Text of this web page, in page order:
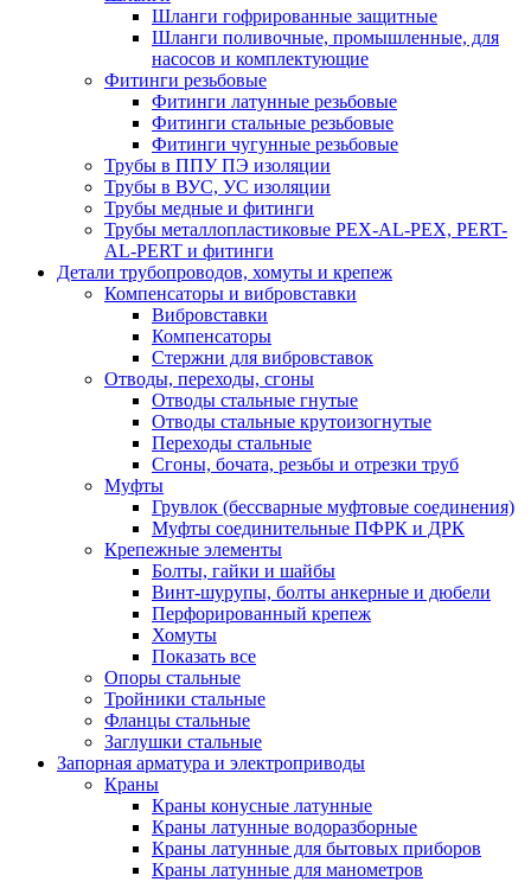
Шланги гофрированные защитные
Шланги поливочные, промышленные, для
насосов и комплектующие
Фитинги резьбовые
Фитинги латунные резьбовые
Фитинги стальные резьбовые
Фитинги чугунные резьбовые
Трубы в ППУ ПЭ изоляции
Трубы в ВУС, УС изоляции
Трубы медные и фитинги
Трубы металлопластиковые PEX-AL-PEX, PERT-
AL-PERT и фитинги
Детали трубопроводов, хомуты и крепеж
Компенсаторы и вибровставки
Вибровставки
Компенсаторы
Стержни для вибровставок
Отводы, переходы, сгоны
Отводы стальные гнутые
Отводы стальные крутоизогнутые
Переходы стальные
Сгоны, бочата, резьбы и отрезки труб
Муфты
Грувлок (бессварные муфтовые соединения)
Муфты соединительные ПФРК и ДРК
Крепежные элементы
Болты, гайки и шайбы
Винт-шурупы, болты анкерные и дюбели
Перфорированный крепеж
Хомуты
Показать все
Опоры стальные
Тройники стальные
Фланцы стальные
Заглушки стальные
Запорная арматура и электроприводы
Краны
Краны конусные латунные
Краны латунные водоразборные
Краны латунные для бытовых приборов
Краны латунные для манометров